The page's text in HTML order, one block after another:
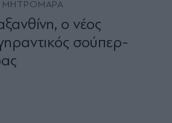
ΜΗΤΡΟΜΑΡΑ
ο νέος
σούπερ-